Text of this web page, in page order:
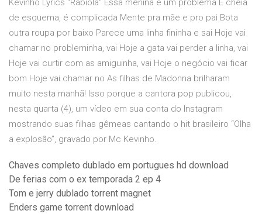
Kevinho Lyrics "Rabiola" Essa menina é um problema É cheia
de esquema, é complicada Mente pra mãe e pro pai Bota
outra roupa por baixo Parece uma linha fininha e sai Hoje vai
chamar no probleminha, vai Hoje a gata vai perder a linha, vai
Hoje vai curtir com as amiguinha, vai Hoje o negócio vai ficar
bom Hoje vai chamar no As filhas de Madonna brilharam
muito nesta manhã! Isso porque a cantora pop publicou,
nesta quarta (4), um vídeo em sua conta do Instagram
mostrando suas filhas gêmeas cantando o hit brasileiro “Olha
a explosão”, gravado por Mc Kevinho.
Chaves completo dublado em portugues hd download
De ferias com o ex temporada 2 ep 4
Tom e jerry dublado torrent magnet
Enders game torrent download